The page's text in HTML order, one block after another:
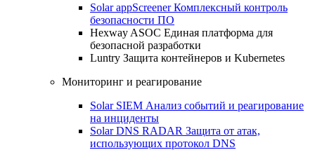
Solar appScreenerКомплексный контроль
безопасности ПО
Hexway ASOC Единая платформа для
безопасной разработки
Luntry Защита контейнеров и Kubernetes
Мониторинг и реагирование
Solar SIEM Анализ событий и реагирование
на инциденты
Solar DNS RADAR Защита от атак,
использующих протокол DNS